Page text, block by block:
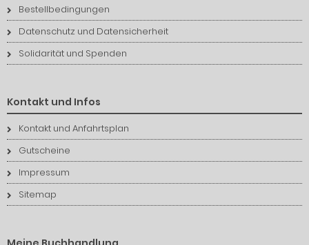
Bestellbedingungen
Datenschutz und Datensicherheit
Solidarität und Spenden
Kontakt und Infos
Kontakt und Anfahrtsplan
Gutscheine
Impressum
Sitemap